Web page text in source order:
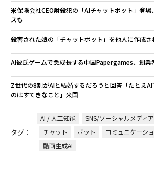
米保険会社CEO射殺犯の「AIチャットボット」登
スも
殺害された娘の「チャットボット」を他人に作成
AI彼氏ゲームで急成長する中国Papergames、創業
Z世代の8割がAIと結婚するだろうと回答「たとえ
のはすてきなこと」米国
タグ：
AI / 人工知能 SNS/ソーシャルメディア
チャット
ボット コミュニケーシ
動画生成AI